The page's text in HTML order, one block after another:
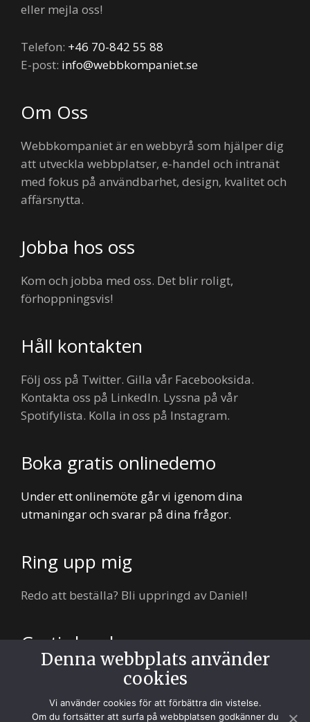
eller mejla oss!
Telefon: +46 70-842 55 88
E-post: info@webbkompaniet.se
Om Oss
Webbkompaniet är en webbyrå som hjälper dig
att utveckla webbplatser, e-handel och intranät
med fokus på användbarhet, design, kvalitet och
affärsnytta.
Jobba hos oss
Kom och jobba med oss. Det blir roligt,
förhoppningsvis!
Håll kontakten
Följ oss på Twitter. Gilla vår Facebooksida.
Kontakta oss på LinkedIn. Lyssna på vår
Spotifylista. Kolla in oss på Instagram.
Boka gratis onlinedemo
Under ett onlinemöte går vi igenom dina
utmaningar och svarar på dina frågor.
Ring upp mig
Redo att beställa? Bli uppringd av Daniel!
Gratis lunch
Hungrig? Enda kravet är att du vill träffa oss så
Denna webbplats använder
cookies
Vi använder cookies för att förbättra din vistelse.
Om du fortsätter att surfa på webbplatsen godkänner du